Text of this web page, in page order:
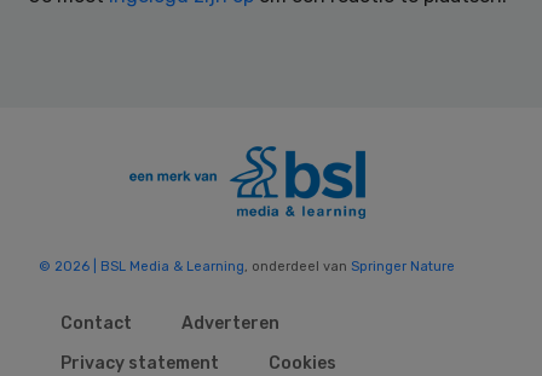
© 2026 | BSL Media & Learning, onderdeel van Springer Nature
Contact
Adverteren
Privacy statement
Cookies